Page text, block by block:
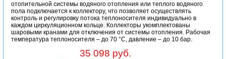
отопительной системы водяного отопления или теплого водяного
пола подключается к коллектору, что позволяет осуществлять
контроль и регулировку потока теплоносителя индивидуально в
каждом циркуляционном кольце. Коллекторы укомплектованы
шаровыми кранами для отключения от системы отопления. Рабочая
температура теплоносителя – до 70 °С, давление – до 10 бар.
35 098 руб.